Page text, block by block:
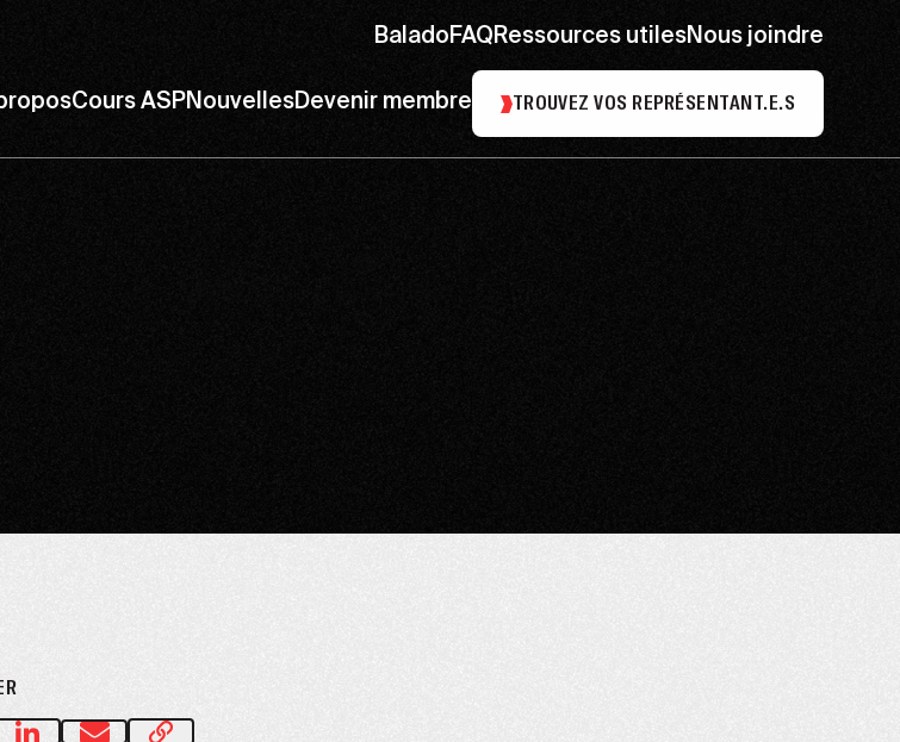
BaladoFAQRessources utilesNous joindre
Cours ASPNouvellesDevenir membre TROUVEZ VOS REPRÉSENTANT.E.S